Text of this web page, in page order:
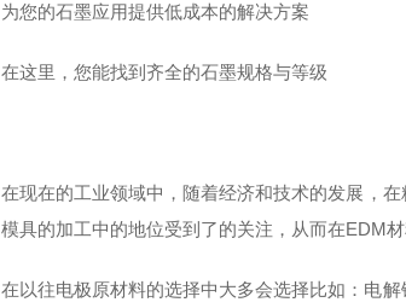
为您的石墨应用提供低成本的解决方案
在这里，您能找到齐全的石墨规格与等级
在现在的工业领域中，随着经济和技术的发展，
模具的加工中的地位受到了的关注，从而在EDM
在以往电极原材料的选择中大多会选择比如：电